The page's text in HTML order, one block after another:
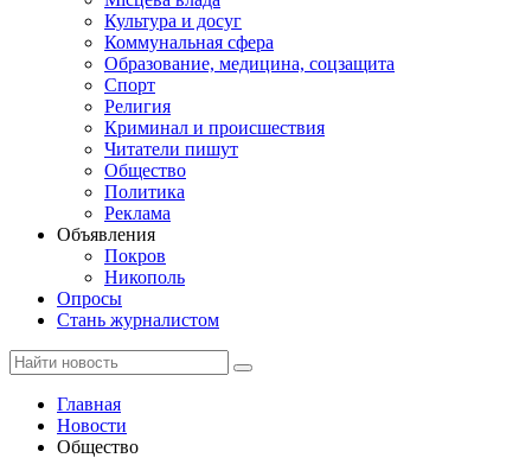
Культура и досуг
Коммунальная сфера
Образование, медицина, соцзащита
Спорт
Религия
Криминал и происшествия
Читатели пишут
Общество
Политика
Реклама
Объявления
Покров
Никополь
Опросы
Стань журналистом
Главная
Новости
Общество